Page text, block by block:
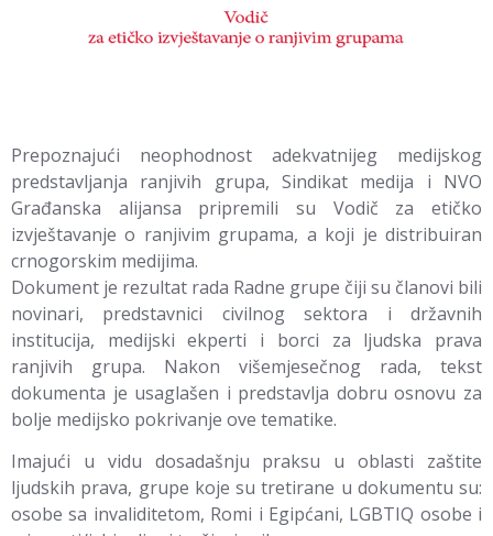
Prepoznajući neophodnost adekvatnijeg medijskog
predstavljanja ranjivih grupa, Sindikat medija i NVO
Građanska alijansa pripremili su Vodič za etičko
izvještavanje o ranjivim grupama, a koji je distribuiran
crnogorskim medijima.
Dokument je rezultat rada Radne grupe čiji su članovi bili
novinari, predstavnici civilnog sektora i državnih
institucija, medijski ekperti i borci za ljudska prava
ranjivih grupa. Nakon višemjesečnog rada, tekst
dokumenta je usaglašen i predstavlja dobru osnovu za
bolje medijsko pokrivanje ove tematike.
Imajući u vidu dosadašnju praksu u oblasti zaštite
ljudskih prava, grupe koje su tretirane u dokumentu su:
osobe sa invaliditetom, Romi i Egipćani, LGBTIQ osobe i